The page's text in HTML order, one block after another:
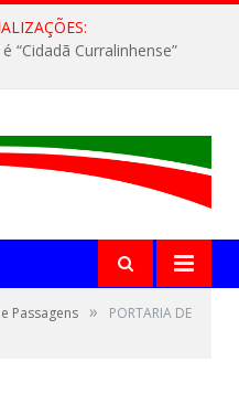
“Cidadã Curralinhense”
Passagens »
PORTARIA DE